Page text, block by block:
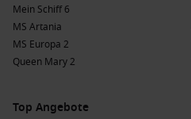
Mein Schiff 6
MS Artania
MS Europa 2
Queen Mary 2
Top Angebote